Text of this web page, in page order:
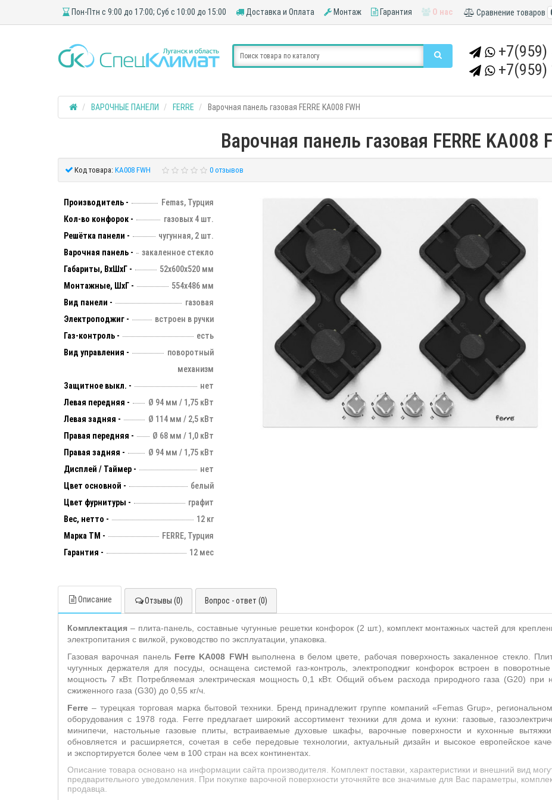
Пон-Птн с 9:00 до 17:00; Суб с 10:00 до 15:00 Доставка и Оплата Монтаж Гарантия О нас Сравнение товаров
+7(959)
+7(959)
ВАРОЧНЫЕ ПАНЕЛИ FERRE Варочная панель газовая FERRE KA008 FWH
Варочная панель газовая FERRE KA008
Код товара: KA008 FWH 0 отзывов
Производитель -
Femas, Турция
Кол-во конфорок -
газовых 4 шт.
Решётка панели -
чугунная, 2 шт.
Варочная панель -
закаленное стекло
Габариты, ВхШхГ -
52х600х520 мм
Монтажные, ШхГ -
554х486 мм
Вид панели -
газовая
Электроподжиг -
встроен в ручки
Газ-контроль -
есть
Вид управления -
поворотный
механизм
Защитное выкл. -
нет
Левая передняя -
Ø 94 мм / 1,75 кВт
Левая задняя -
Ø 114 мм / 2,5 кВт
Правая передняя -
Ø 68 мм / 1,0 кВт
Правая задняя -
Ø 94 мм / 1,75 кВт
Дисплей / Таймер -
нет
Цвет основной -
белый
Цвет фурнитуры -
графит
Вес, нетто -
12 кг
Марка ТМ -
FERRE, Турция
Гарантия -
12 мес
Описание Отзывы (0) Вопрос - ответ (0)
Комплектация – плита-панель, составные чугунные решетки конфорок (2 шт.), комплект монтажных частей для
электропитания с вилкой, руководство по эксплуатации, упаковка.
Газовая варочная панель Ferre KA008 FWHвыполнена в белом цвете, рабочая поверхность закаленное стекло.
чугунных держателя для посуды, оснащена системой газ-контроль, электроподжиг конфорок встроен в
мощность 7 кВт. Потребляемая электрическая мощность 0,1 кВт. Общий объем расхода природного газа (G20)
сжиженного газа (G30) до 0,55 кг/ч.
Ferre – турецкая торговая марка бытовой техники. Бренд принадлежит группе компаний «Femas Grup»,
оборудования с 1978 года. Ferre предлагает широкий ассортимент техники для дома и кухни: газовые,
минипечи, настольные газовые плиты, встраиваемые духовые шкафы, варочные поверхности и кухонные
обновляется и расширяется, сочетая в себе передовые технологии, актуальный дизайн и высокое европейское
и экспортируется более чем в 100 стран на всех континентах.
Описание товара основано на информации сайта производителя. Комплект поставки, характеристики и внешний вид
предварительного уведомления. При покупке варочной поверхности уточняйте все значимые для Вас параметры,
продавца.